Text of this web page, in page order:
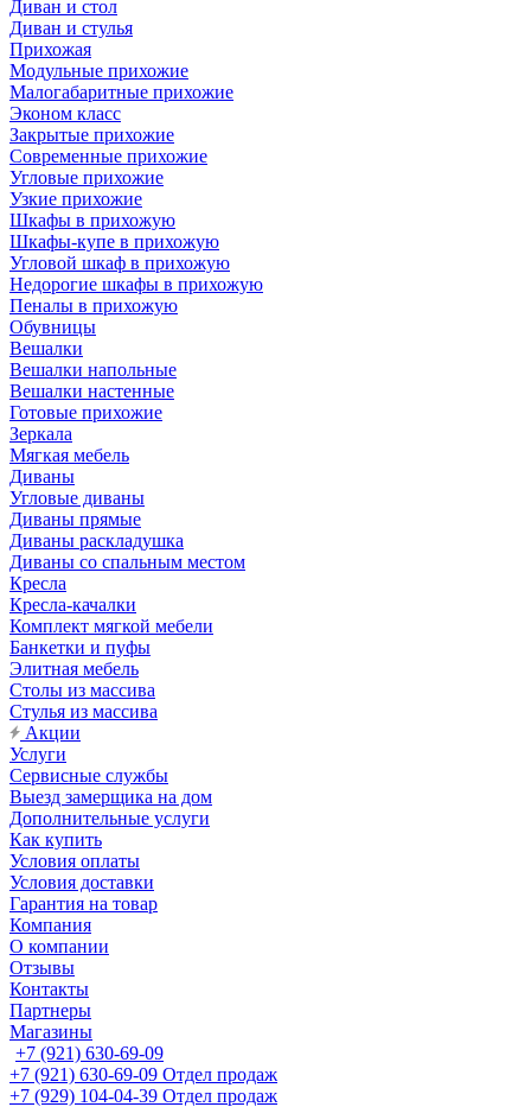
Диван и стол
Диван и стулья
Прихожая
Модульные прихожие
Малогабаритные прихожие
Эконом класс
Закрытые прихожие
Современные прихожие
Угловые прихожие
Узкие прихожие
Шкафы в прихожую
Шкафы-купе в прихожую
Угловой шкаф в прихожую
Недорогие шкафы в прихожую
Пеналы в прихожую
Обувницы
Вешалки
Вешалки напольные
Вешалки настенные
Готовые прихожие
Зеркала
Мягкая мебель
Диваны
Угловые диваны
Диваны прямые
Диваны раскладушка
Диваны со спальным местом
Кресла
Кресла-качалки
Комплект мягкой мебели
Банкетки и пуфы
Элитная мебель
Столы из массива
Стулья из массива
Акции
Услуги
Сервисные службы
Выезд замерщика на дом
Дополнительные услуги
Как купить
Условия оплаты
Условия доставки
Гарантия на товар
Компания
О компании
Отзывы
Контакты
Партнеры
Магазины
+7 (921) 630-69-09
+7 (921) 630-69-09 Отдел продаж
+7 (929) 104-04-39 Отдел продаж